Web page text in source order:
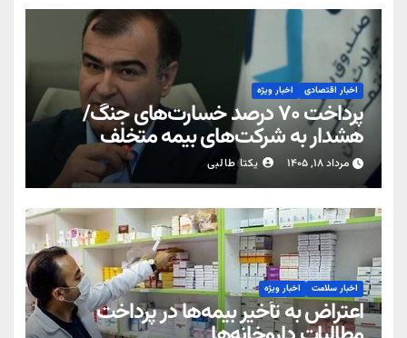
اخبار اقتصادی اخبار ویژه
پرداخت ۷۰ درصد خسارت‌های جنگ/
هشدار به شرکت‌های بیمه متخلف
مرداد ۱۸, ۱۴۰۵ یکتا طالبی
اخبار سلامت اخبار ویژه
اعتراض به تأخیر بیمه‌ها در پرداخت